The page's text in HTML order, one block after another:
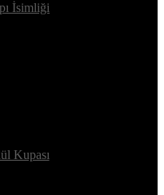
İsimliği
Kupası